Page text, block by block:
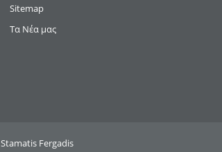
Sitemap
Τα Νέα μας
Stamatis Fergadis